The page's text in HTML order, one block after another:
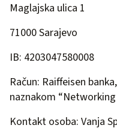
Maglajska ulica 1
71000 Sarajevo
IB: 4203047580008
Račun: Raiffeisen
naznakom
Kontakt osoba: Vanja